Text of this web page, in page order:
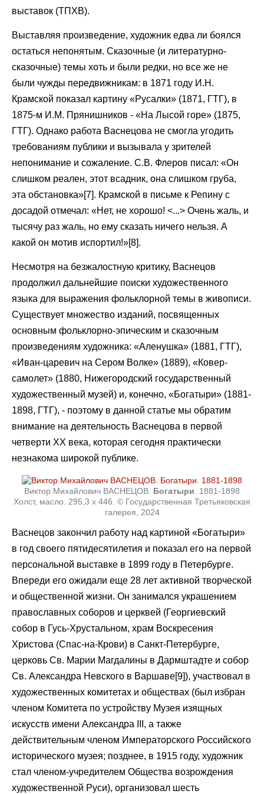
выставок (ТПХВ).
Выставляя произведение, художник едва ли боялся
остаться непонятым. Сказочные (и литературно-
сказочные) темы хоть и были редки, но все же не
были чужды передвижникам: в 1871 году И.Н.
Крамской показал картину «Русалки» (1871, ГТГ), в
1875-м И.М. Прянишников - «На Лысой горе» (1875,
ГТГ). Однако работа Васнецова не смогла угодить
требованиям публики и вызывала у зрителей
непонимание и сожаление. С.В. Флеров писал: «Он
слишком реален, этот всадник, она слишком груба,
эта обстановка»[7]. Крамской в письме к Репину с
досадой отмечал: «Нет, не хорошо! <...> Очень жаль, и
тысячу раз жаль, но ему сказать ничего нельзя. А
какой он мотив испортил!»[8].
Несмотря на безжалостную критику, Васнецов
продолжил дальнейшие поиски художественного
языка для выражения фольклорной темы в живописи.
Существует множество изданий, посвященных
основным фольклорно-эпическим и сказочным
произведениям художника: «Аленушка» (1881, ГТГ),
«Иван-царевич на Сером Волке» (1889), «Ковер-
самолет» (1880, Нижегородский государственный
художественный музей) и, конечно, «Богатыри» (1881-
1898, ГТГ), - поэтому в данной статье мы обратим
внимание на деятельность Васнецова в первой
четверти XX века, которая сегодня практически
незнакома широкой публике.
Виктор Михайлович ВАСНЕЦОВ. Богатыри . 1881-1898
Холст, масло. 295,3 х 446. © Государственная Третьяковская
галерея, 2024
Васнецов закончил работу над картиной «Богатыри»
в год своего пятидесятилетия и показал его на первой
персональной выставке в 1899 году в Петербурге.
Впереди его ожидали еще 28 лет активной творческой
и общественной жизни. Он занимался украшением
православных соборов и церквей (Георгиевский
собор в Гусь-Хрустальном, храм Воскресения
Христова (Спас-на-Крови) в Санкт-Петербурге,
церковь Св. Марии Магдалины в Дармштадте и собор
Св. Александра Невского в Варшаве[9]), участвовал в
художественных комитетах и обществах (был избран
членом Комитета по устройству Музея изящных
искусств имени Александра III, а также
действительным членом Императорского Российского
исторического музея; позднее, в 1915 году, художник
стал членом-учредителем Общества возрождения
художественной Руси), организовал шесть